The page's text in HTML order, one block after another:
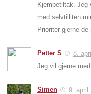
Kjempetiltak. Jeg
med selvtilliten
Prioriter gjerne
Petter S
8.
Jeg vil gjerne med
Simen
9. april